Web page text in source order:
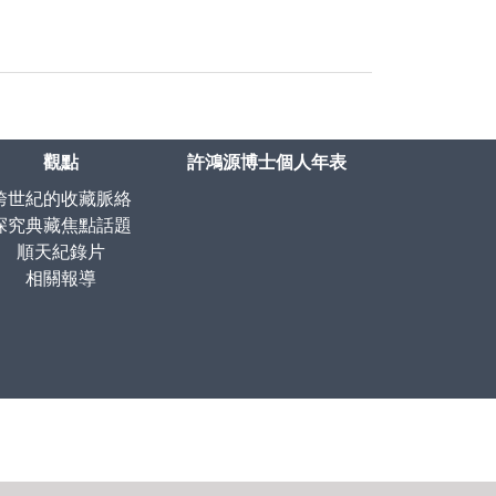
觀點
世紀的收藏脈絡
究典藏焦點話題
順天紀錄片
相關報導
許鴻源博士個人年表